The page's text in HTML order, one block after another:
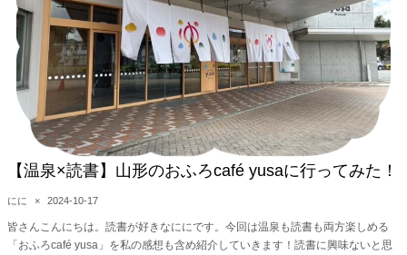
【温泉×読書】山形のおふろcafé yusaに行ってみた！
にに × 2024-10-17
皆さんこんにちは。読書が好きなににです。今回は温泉も読書も両方楽しめる
「おふろcafé yusa」を私の感想も含め紹介していきます！読書に興味ないと思